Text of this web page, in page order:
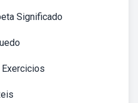
Significado